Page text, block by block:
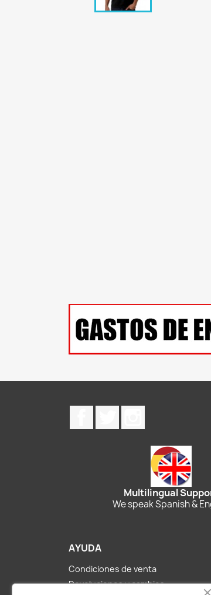
Multilingual
We speak Spanish &
AYUDA
Condiciones de venta
Devoluciones y cambios